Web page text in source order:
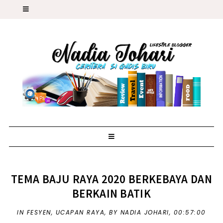
TEMA BAJU RAYA 2020 BERKEBAYA DAN
BERKAIN BATIK
IN FESYEN, UCAPAN RAYA,BY NADIA JOHARI, 00:57:00